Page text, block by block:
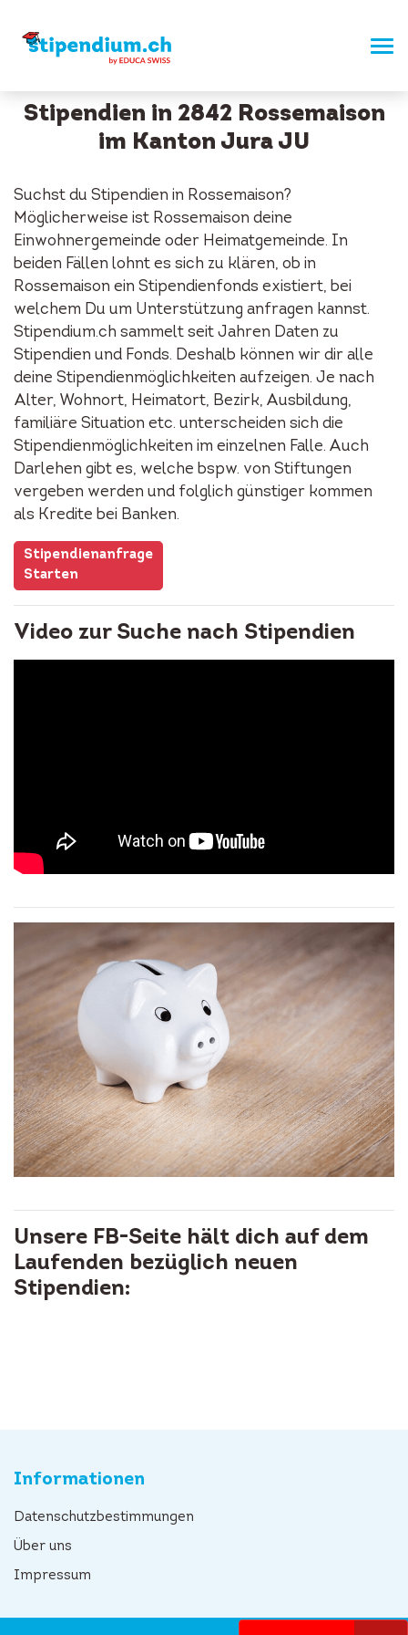
Stipendien in 2842 Rossemaison
im Kanton Jura JU
Suchst du Stipendien in Rossemaison?
Möglicherweise ist Rossemaison deine
Einwohnergemeinde oder Heimatgemeinde. In
beiden Fällen lohnt es sich zu klären, ob in
Rossemaison ein Stipendienfonds existiert, bei
welchem Du um Unterstützung anfragen kannst.
Stipendium.ch sammelt seit Jahren Daten zu
Stipendien und Fonds. Deshalb können wir dir alle
deine Stipendienmöglichkeiten aufzeigen. Je nach
Alter, Wohnort, Heimatort, Bezirk, Ausbildung,
familiäre Situation etc. unterscheiden sich die
Stipendienmöglichkeiten im einzelnen Falle. Auch
Darlehen gibt es, welche bspw. von Stiftungen
vergeben werden und folglich günstiger kommen
als Kredite bei Banken.
Stipendienanfrage
Starten
Video zur Suche nach Stipendien
Unsere FB-Seite hält dich auf dem
Laufenden bezüglich neuen
Stipendien:
Informationen
Datenschutzbestimmungen
Über uns
Impressum